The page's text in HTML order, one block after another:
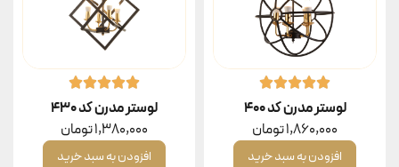
لوستر مدرن کد ۴۰۰
1,860,000تومان
افزودن به سبد خرید
لوستر مدرن کد ۴۳۰
1,380,000تومان
افزودن به سبد خرید